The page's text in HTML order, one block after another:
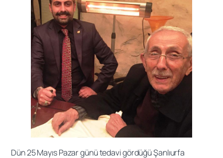
Dün 25 Mayıs Pazar günü tedavi gördüğü Şanlıurfa